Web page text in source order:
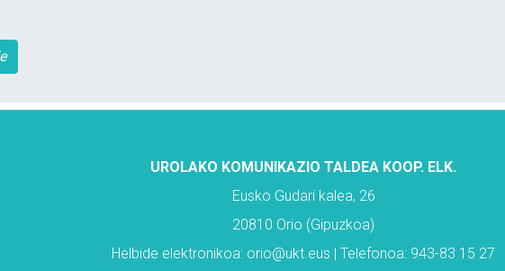
UROLAKO KOMUNIKAZIO TALDEA KOOP. ELK.
Eusko Gudari kalea, 26
20810 Orio (Gipuzkoa)
Helbide elektronikoa: orio@ukt.eus | Telefonoa: 943-83 15 27